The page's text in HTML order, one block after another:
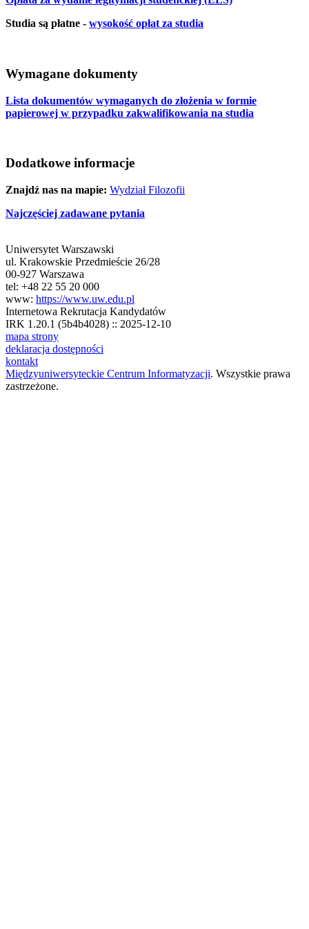
Studia są płatne - wysokość opłat za studia
Wymagane dokumenty
Lista dokumentów wymaganych do złożenia w formie
papierowej w przypadku zakwalifikowania na studia
Dodatkowe informacje
Znajdź nas na mapie: Wydział Filozofii
Najczęściej zadawane pytania
Uniwersytet Warszawski
ul. Krakowskie Przedmieście 26/28
00-927 Warszawa
tel: +48 22 55 20 000
www: https://www.uw.edu.pl
Internetowa Rekrutacja Kandydatów
IRK 1.20.1 (5b4b4028) :: 2025-12-10
mapa strony
deklaracja dostępności
kontakt
Międzyuniwersyteckie Centrum Informatyzacji. Wszystkie prawa
zastrzeżone.